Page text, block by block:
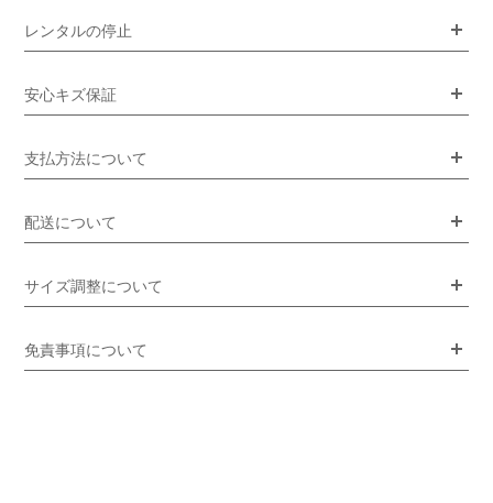
レンタルの停止
安心キズ保証
支払方法について
配送について
サイズ調整について
免責事項について